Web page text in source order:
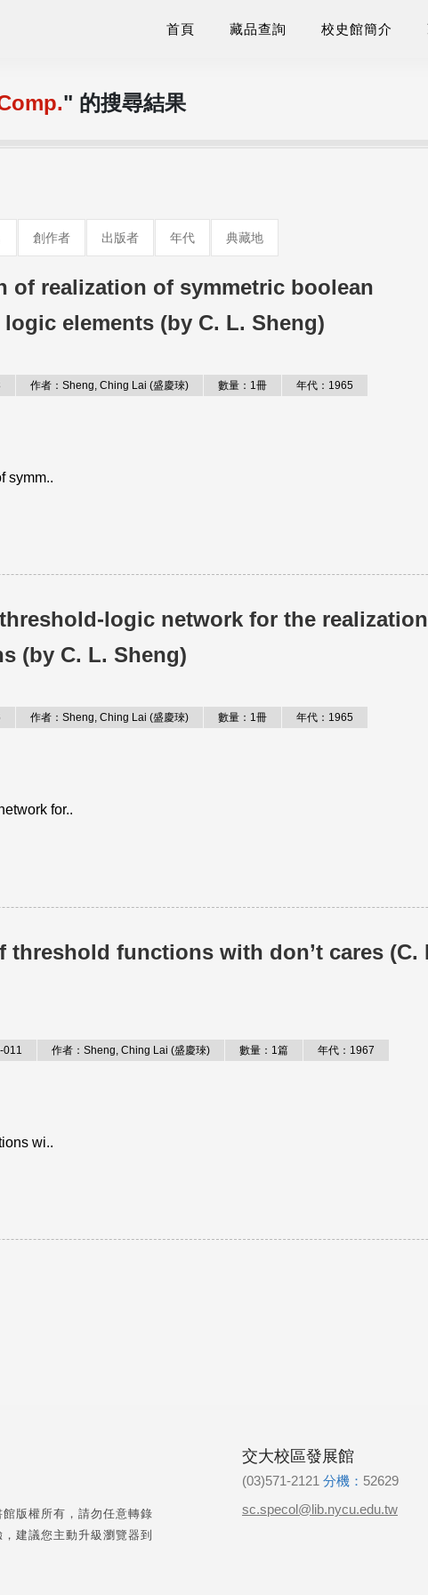
首頁 藏品查詢 校史館簡介
" 的搜尋結果
創作者 出版者 年代 典藏地
of realization of symmetric boolean
elements (by C. L. Sheng)
作者：Sheng, Ching Lai (盛慶琜) 數量：1冊 年代：1965
symm..
logic network for the
(by C. L. Sheng)
作者：Sheng, Ching Lai (盛慶琜) 數量：1冊 年代：1965
for..
threshold functions with don’t cares (C.
作者：Sheng, Ching Lai (盛慶琜) 數量：1篇 年代：1967
wi..
版權所有，請勿任意轉錄
建議您主動升級瀏覽器到
交大校區發展館
(03)571-2121 分機： 52629
sc.specol@lib.nycu.edu.tw